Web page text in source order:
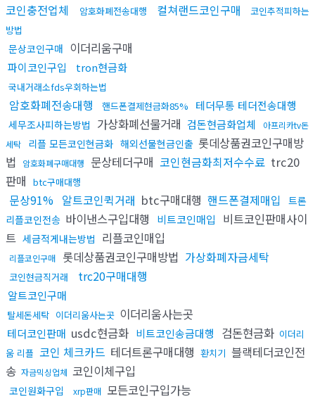
코인충전업체
암호화폐전송대행 컬쳐랜드코인구매
코인추적피하는
방법
문상코인구매 이더리움구매
파이코인구입 tron현금화
국내거래소fds우회하는법
암호화폐전송대행 핸드폰결제현금화85% 테더무통 테더전송대행
세무조사피하는방법 가상화폐선물거래 검돈현금화업체
아프리카tv돈
세탁
리플 모든코인현금화 해외선물현금인출 롯데상품권코인구매방
법
암호화폐구매대행 문상테더구매 코인현금화최저수수료 trc20
판매 btc구매대행
문상91% 알트코인퀵거래 btc구매대행 핸드폰결제매입 트론
리플코인전송 바이낸스구입대행 비트코인매입
비트코인판매사이
트 세금적게내는방법 리플코인매입
리플코인구매 롯데상품권코인구매방법 가상화폐자금세탁
코인현금직거래 trc20구매대행
알트코인구매
탈세돈세탁 이더리움사는곳 이더리움사는곳
테더코인판매 usdc현금화 비트코인송금대행 검돈현금화 이더리
움 리플 코인 체크카드 테더트론구매대행 환치기 블랙테더코인전
송 자금믹싱업체 코인이체구입
코인원화구입 xrp판매 모든코인구입가능